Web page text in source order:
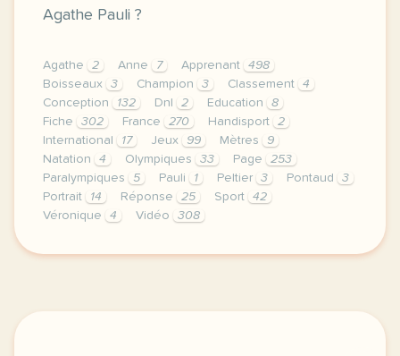
Agathe Pauli ?
Agathe 2 Anne 7 Apprenant
498
Boisseaux
3 Champion 3 Classement
4
Conception
132 Dnl 2 Education
8
Fiche
302 France 270 Handisport
2
International
17 Jeux 99 Mètres
9
Natation
4 Olympiques 33 Page
253
Paralympiques
5 Pauli 1 Peltier 3 Pontaud
3
Portrait
14 Réponse 25 Sport
42
Véronique
4 Vidéo 308
le respect de votre vie privee est une priorite